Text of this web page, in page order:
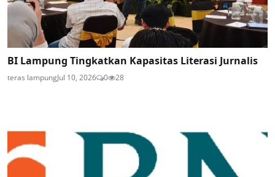
BI Lampung Tingkatkan Kapasitas Literasi Jurnalis
teras lampungJul 10, 2026 0 28